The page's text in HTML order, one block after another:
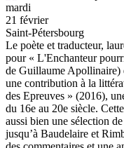
mardi
21 février
Saint-Pétersbourg
Le poète et traducteur,
pour « L'Enchanteur
de Guillaume
une contribution à la
des Epreuves » (2016),
du 16e au 20e siècle.
aussi bien une sélection
jusqu’à Baudelaire et